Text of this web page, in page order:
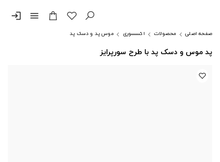
menu
login
صفحه اصلی محصولات اکسسوری موس پد و دسک پد
پد موس و دسک پد با طرح سورپرایز